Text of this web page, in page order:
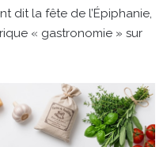
dit la fête de l’Épiphanie,
« gastronomie » sur